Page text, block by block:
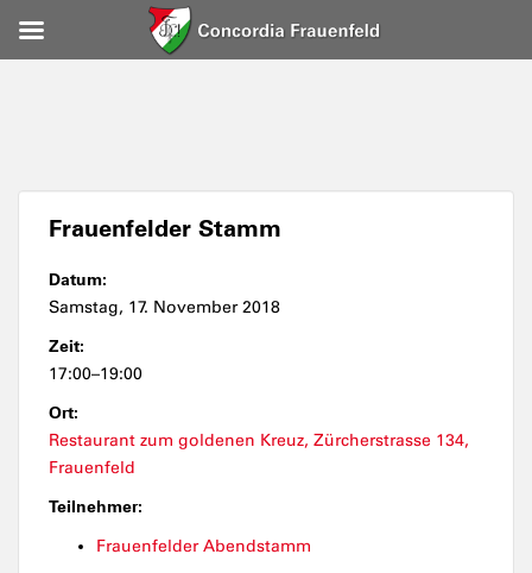
Frauenfelder Stamm
Datum:
Samstag, 17. November 2018
Zeit:
17:00–19:00
Ort:
Restaurant zum goldenen Kreuz, Zürcherstrasse 134,
Frauenfeld
Teilnehmer:
Frauenfelder Abendstamm